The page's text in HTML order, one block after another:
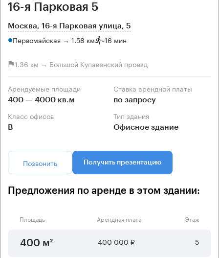
16-я Парковая 5
Москва, 16-я Парковая улица, 5
Первомайская → 1.58 км ~16 мин
1.36 км → Большой Купавенский проезд
Арендуемые площади
400 — 4000 кв.м
Ставка арендной платы
по запросу
Класс офисов
B
Тип здания
Офисное здание
Позвонить Получить презентацию
Предложения по аренде в этом здании:
Площадь Арендная плата Этаж
400 м² 400 000 ₽ 5